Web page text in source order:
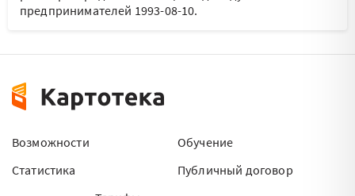
предпринимателей 1993-08-10.
Возможности
Статистика
Обучение
Публичный договор